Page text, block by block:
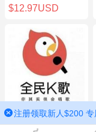
（原抖币）98元
$12.97USD
新客尊享 全民K歌100
元 1000K币（填写全民
注册领取新人$200